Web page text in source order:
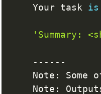
    Your task
is
'Summary:
-- -- --
    Note
: Some
    Note
: